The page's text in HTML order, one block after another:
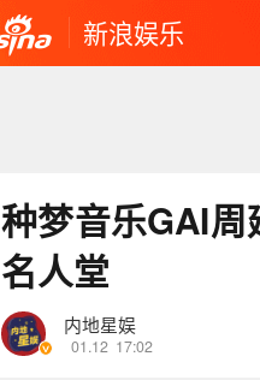
新浪娱乐
种梦音乐GAI
名人堂
内地星娱
01.12 17:02